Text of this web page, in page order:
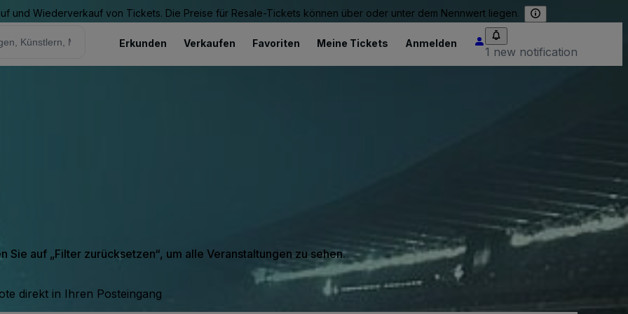
und Wiederverkauf von Tickets. Die Preise für Resale-Tickets können über oder unter dem Nennwert liegen.
Erkunden Verkaufen Favoriten Meine Tickets Anmelden
1 new notification
Sie auf „Filter zurücksetzen“, um alle Veranstaltungen zu sehen.
direkt in Ihren Posteingang